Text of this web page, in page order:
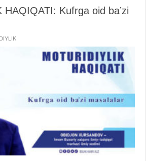
HAQIQATI: Kufrga oid baʼzi